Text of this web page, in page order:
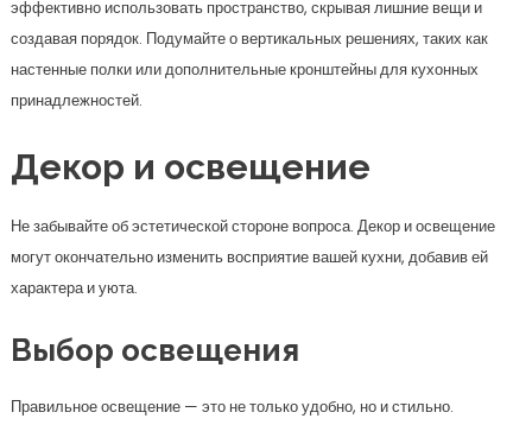
эффективно использовать пространство, скрывая лишние вещи и
создавая порядок. Подумайте о вертикальных решениях, таких как
настенные полки или дополнительные кронштейны для кухонных
принадлежностей.
Декор и освещение
Не забывайте об эстетической стороне вопроса. Декор и освещение
могут окончательно изменить восприятие вашей кухни, добавив ей
характера и уюта.
Выбор освещения
Правильное освещение — это не только удобно, но и стильно.